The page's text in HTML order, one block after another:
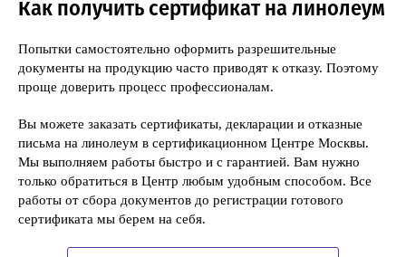
Как получить сертификат на линолеум
Попытки самостоятельно оформить разрешительные
документы на продукцию часто приводят к отказу. Поэтому
проще доверить процесс профессионалам.
Вы можете заказать сертификаты, декларации и отказные
письма на линолеум в сертификационном Центре Москвы.
Мы выполняем работы быстро и с гарантией. Вам нужно
только обратиться в Центр любым удобным способом. Все
работы от сбора документов до регистрации готового
сертификата мы берем на себя.